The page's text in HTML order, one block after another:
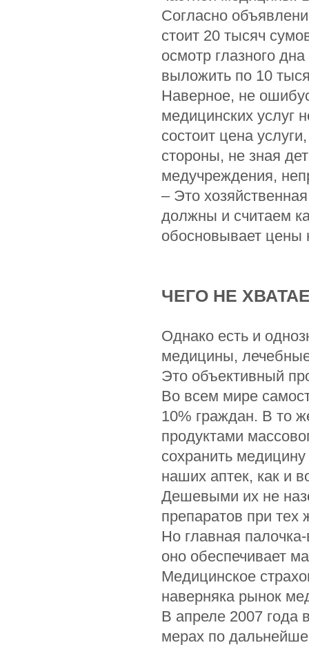
Согласно
стоит 20 тысяч
осмотр глазного
выложить по 10
Наверное, не
медицинских услуг
состоит цена
стороны, не зная
медучреждения,
– Это
должны и считаем
обосновывает цены
ЧЕГО НЕ
Однако есть и
медицины,
Это объективный
Во всем мире
10% граждан. В то
продуктами
сохранить
наших аптек, как и
Дешевыми их не
препаратов при тех
Но главная
оно обеспечивает
Медицинское
наверняка рынок
В апреле 2007 года
мерах по